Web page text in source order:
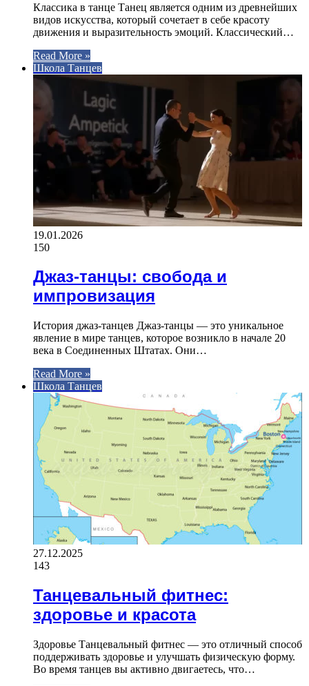
Классика в танце Танец является одним из древнейших
видов искусства, который сочетает в себе красоту
движения и выразительность эмоций. Классический…
Read More »
Школа Танцев
19.01.2026
150
Джаз-танцы: свобода и
импровизация
История джаз-танцев Джаз-танцы — это уникальное
явление в мире танцев, которое возникло в начале 20
века в Соединенных Штатах. Они…
Read More »
Школа Танцев
27.12.2025
143
Танцевальный фитнес:
здоровье и красота
Здоровье Танцевальный фитнес — это отличный способ
поддерживать здоровье и улучшать физическую форму.
Во время танцев вы активно двигаетесь, что…